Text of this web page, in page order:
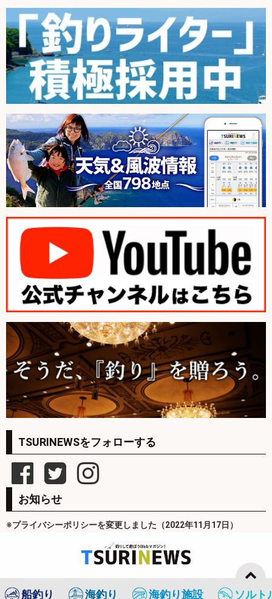
TSURINEWSをフォローする
お知らせ
※プライバシーポリシーを変更しました（2022年11月17日）
船釣り 海釣り 海釣り施設 ソルト